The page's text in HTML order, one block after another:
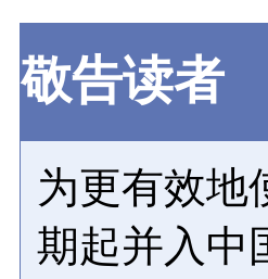
敬告读者
为更有效地
期起并入中